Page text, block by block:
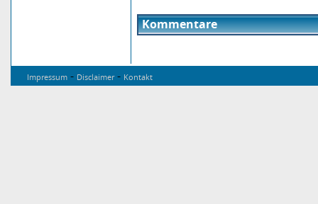
Kommentare
Impressum - Disclaimer- Kontakt